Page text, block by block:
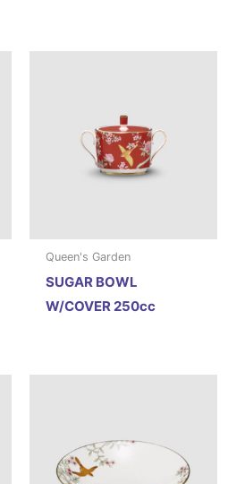
Queen's Garden
SUGAR BOWL
W/COVER 250cc